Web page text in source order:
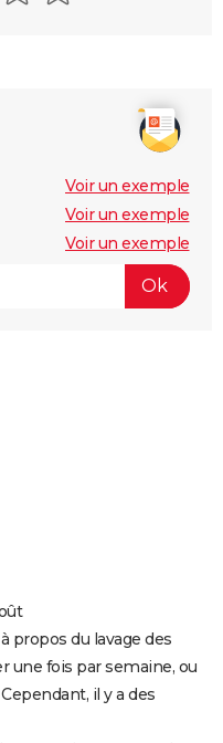
Voir un exemple
Voir un exemple
Voir un exemple
propos du lavage des
une fois par semaine, ou
il y a des